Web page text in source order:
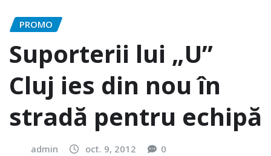
PROMO
Suporterii lui „U”
Cluj ies din nou în
stradă pentru echipă
admin oct. 9, 2012 0